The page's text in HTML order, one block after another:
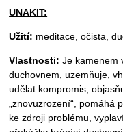
UNAKIT:
Užití: meditace, očista,
Vlastnosti: Je kamenem
duchovnem, uzemňuje,
udělat kompromis,
„znovuzrození“,
ke zdroji problému,